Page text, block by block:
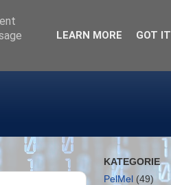
KATEGORIE
PelMel (49)
LEARN MORE GOT IT